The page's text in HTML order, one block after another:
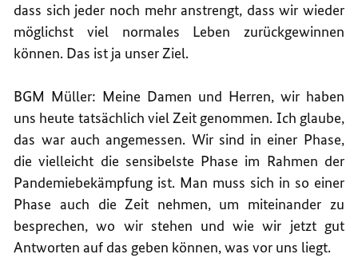
dass sich jeder noch mehr anstrengt, dass wir wieder
möglichst viel normales Leben zurückgewinnen
können. Das ist ja unser Ziel.
BGM Müller: Meine Damen und Herren, wir haben
uns heute tatsächlich viel Zeit genommen. Ich glaube,
das war auch angemessen. Wir sind in einer Phase,
die vielleicht die sensibelste Phase im Rahmen der
Pandemiebekämpfung ist. Man muss sich in so einer
Phase auch die Zeit nehmen, um miteinander zu
besprechen, wo wir stehen und wie wir jetzt gut
Antworten auf das geben können, was vor uns liegt.